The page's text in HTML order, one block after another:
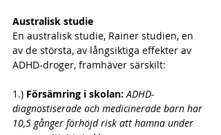
Australisk studie
En australisk studie, Rainer studien, en
av de största, av långsiktiga effekter av
ADHD-droger, framhäver särskilt:
1.) Försämring i skolan: ADHD-
diagnostiserade och medicinerade barn har
10,5 gånger förhöjd risk att hamna under